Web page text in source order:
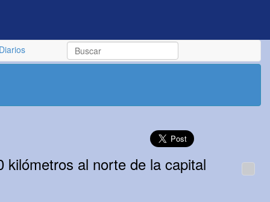
Diarios
kilómetros al norte de la capital